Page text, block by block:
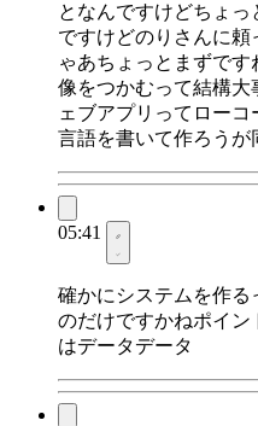
となんですけどちょ
ですけどのりさんに
ゃあちょっとまずで
像をつかむって結構大
ェブアプリってロー
言語を書いて作ろうが
05:41
確かにシステムを作
のだけですかねポイン
はデータデータ